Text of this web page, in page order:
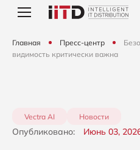
Главная Пресс-центр
видимость критически важна
Vectra AI Новости
Опубликовано: Июнь 03,